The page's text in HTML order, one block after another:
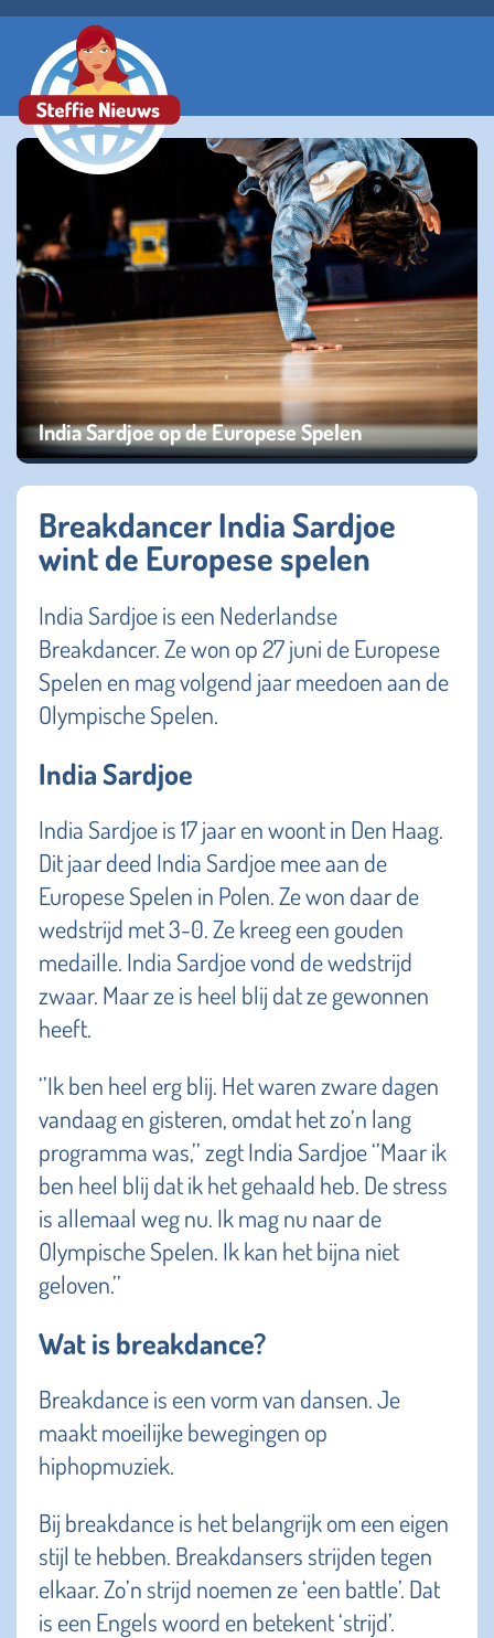
India Sardjoe op de Europese Spelen
Breakdancer India Sardjoe
wint de Europese spelen
India Sardjoe is een Nederlandse
Breakdancer. Ze won op 27 juni de Europese
Spelen en mag volgend jaar meedoen aan de
Olympische Spelen.
India Sardjoe
India Sardjoe is 17 jaar en woont in Den Haag.
Dit jaar deed India Sardjoe mee aan de
Europese Spelen in Polen. Ze won daar de
wedstrijd met 3-0. Ze kreeg een gouden
medaille. India Sardjoe vond de wedstrijd
zwaar. Maar ze is heel blij dat ze gewonnen
heeft.
‘’Ik ben heel erg blij. Het waren zware dagen
vandaag en gisteren, omdat het zo’n lang
programma was,’’ zegt India Sardjoe ‘’Maar ik
ben heel blij dat ik het gehaald heb. De stress
is allemaal weg nu. Ik mag nu naar de
Olympische Spelen. Ik kan het bijna niet
geloven.’’
Wat is breakdance?
Breakdance is een vorm van dansen. Je
maakt moeilijke bewegingen op
hiphopmuziek.
Bij breakdance is het belangrijk om een eigen
stijl te hebben. Breakdansers strijden tegen
elkaar. Zo’n strijd noemen ze ‘een battle’. Dat
is een Engels woord en betekent ‘strijd’.